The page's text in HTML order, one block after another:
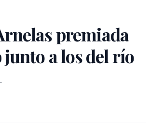
premiada
junto a los del río